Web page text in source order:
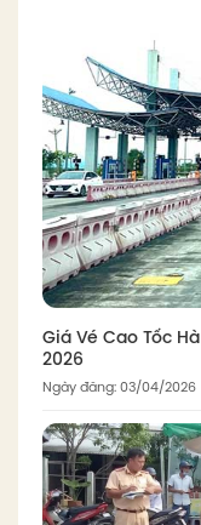
Giá Vé Cao Tốc
2026
Ngày đăng: 03/04/2026